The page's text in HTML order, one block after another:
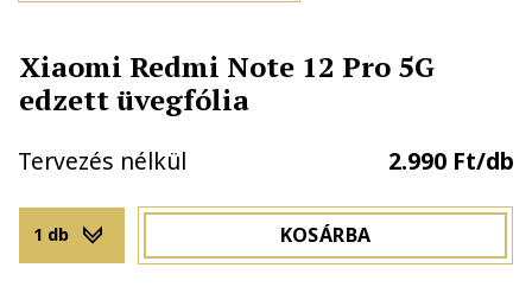
Xiaomi Redmi Note 12 Pro 5G
edzett üvegfólia
Tervezés nélkül 2.990 Ft/db
1 db KOSÁRBA